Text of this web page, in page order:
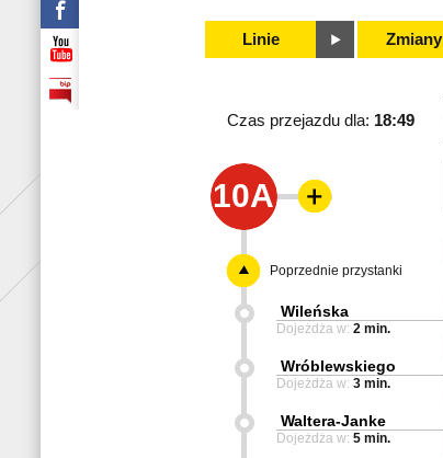
Linie Zmiany
Czas przejazdu dla: 18:49
10A
Poprzednie przystanki
Wileńska
Dojeżdża w: 2 min.
Wróblewskiego
Dojeżdża w: 3 min.
Waltera-Janke
Dojeżdża w: 5 min.